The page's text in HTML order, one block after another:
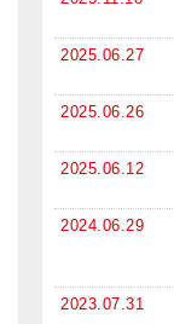
2025.06.27
2025.06.26
2025.06.12
2024.06.29
2023.07.31